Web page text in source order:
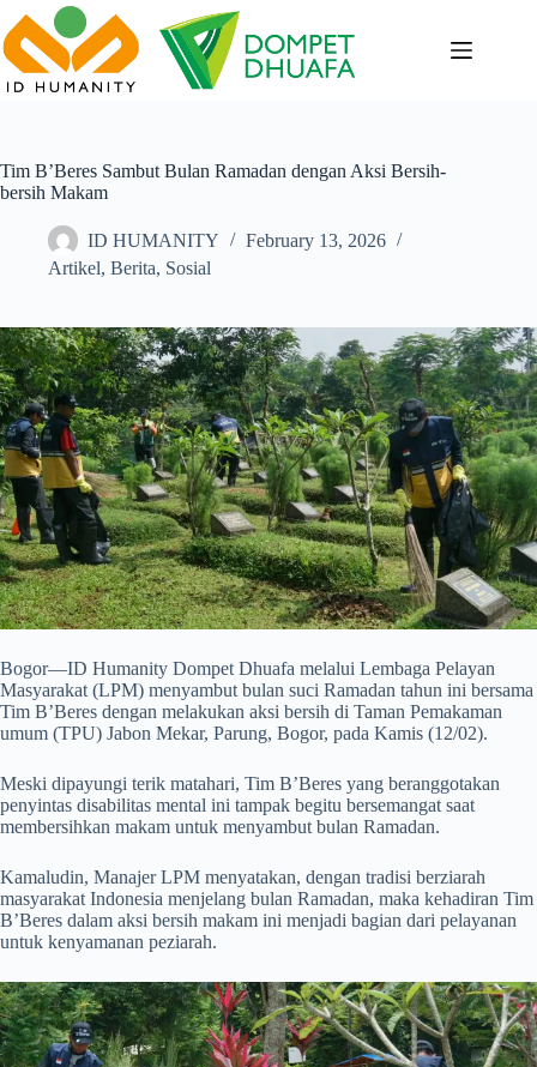
to
content
Tim B’Beres Sambut Bulan Ramadan dengan Aksi Bersih-
bersih Makam
ID HUMANITY
February 13, 2026
Artikel, Berita, Sosial
Bogor—ID Humanity Dompet Dhuafa melalui Lembaga Pelayan
Masyarakat (LPM) menyambut bulan suci Ramadan tahun ini bersama
Tim B’Beres dengan melakukan aksi bersih di Taman Pemakaman
umum (TPU) Jabon Mekar, Parung, Bogor, pada Kamis (12/02).
Meski dipayungi terik matahari, Tim B’Beres yang beranggotakan
penyintas disabilitas mental ini tampak begitu bersemangat saat
membersihkan makam untuk menyambut bulan Ramadan.
Kamaludin, Manajer LPM menyatakan, dengan tradisi berziarah
masyarakat Indonesia menjelang bulan Ramadan, maka kehadiran Tim
B’Beres dalam aksi bersih makam ini menjadi bagian dari pelayanan
untuk kenyamanan peziarah.